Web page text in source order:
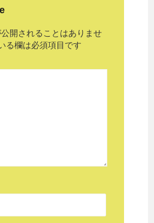
開されることはありませ
る欄は必須項目です